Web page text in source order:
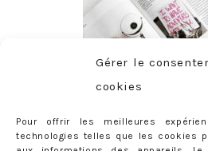
Gérer le
cookies
Pour offrir les meilleures
technologies telles que les cookies